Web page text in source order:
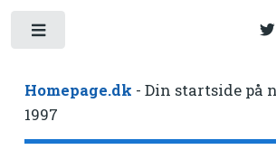
Homepage.dk - Din startside på
1997